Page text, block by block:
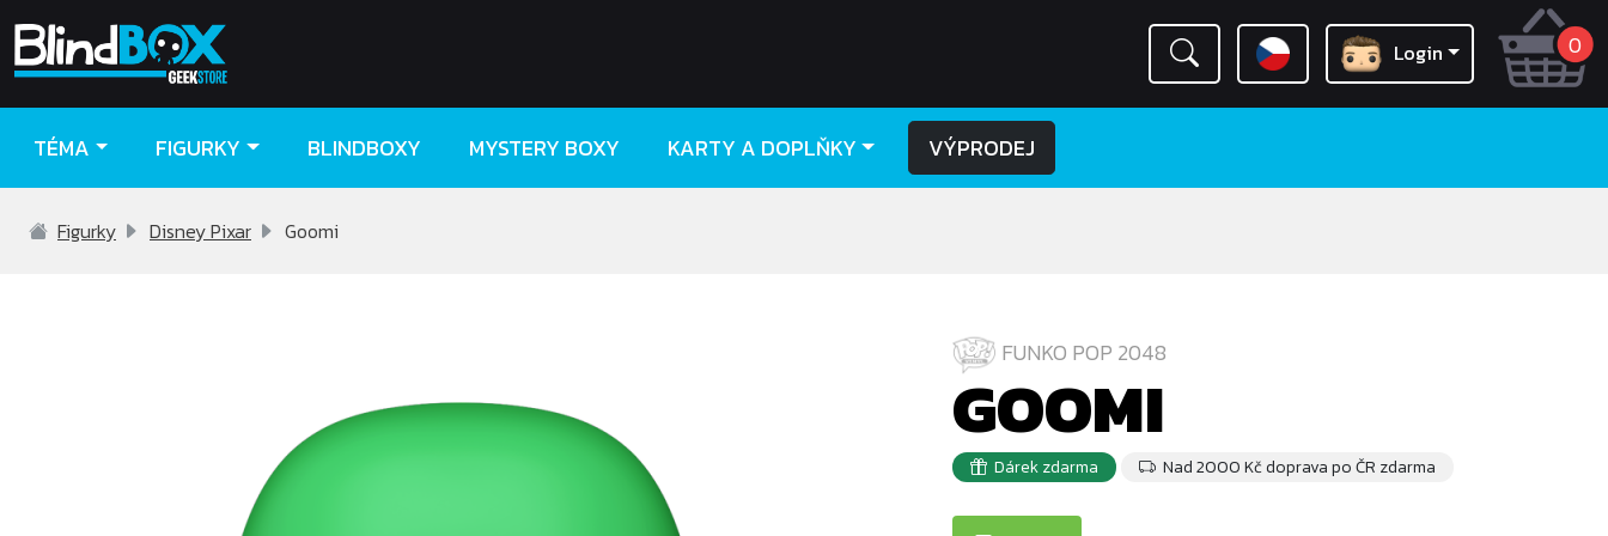
0
Login
TÉMA FIGURKY BLINDBOXY MYSTERY BOXY KARTY A DOPLŇKY VÝPRODEJ
Figurky Disney Pixar Goomi
FUNKO POP 2048
GOOMI
Dárek zdarma Nad 2000 Kč doprava po ČR zdarma